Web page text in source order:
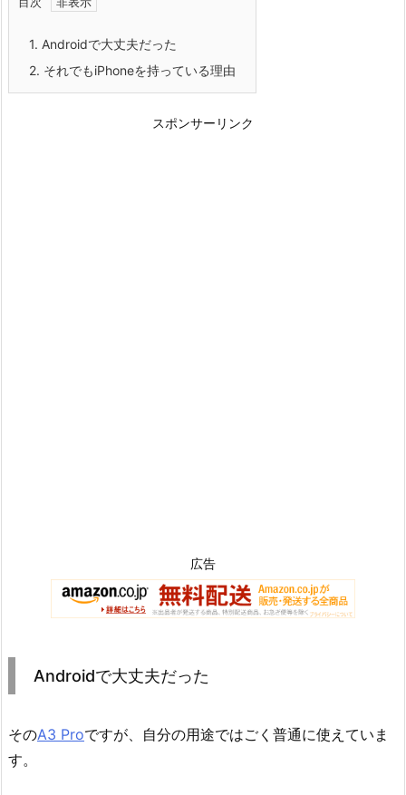
1. Androidで大丈夫だった
2. それでもiPhoneを持っている理由
スポンサーリンク
広告
Androidで大丈夫だった
そのA3 Proですが、自分の用途ではごく普通に使えていま
す。